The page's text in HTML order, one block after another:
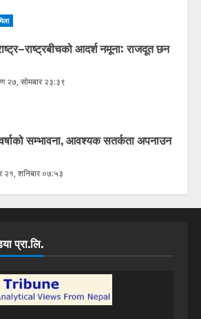
आदर्श नमूना: राजदूत छन
२७, सोमबार २३:३९
सम्भावना, आवश्यक सतर्कता अपनाउन
२१, शनिबार ०७:५३
प्रा.लि.